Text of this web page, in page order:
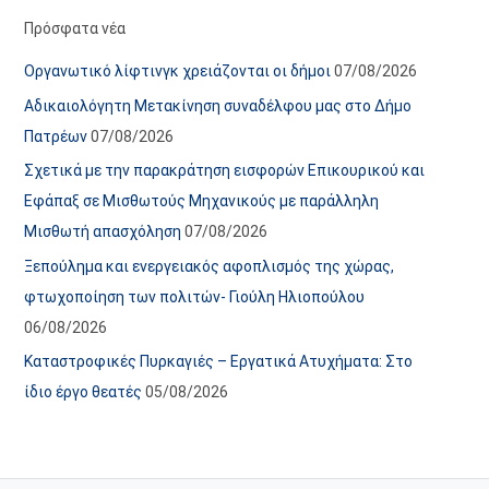
α
ρ
τ
ή
σ
ε
ω
ν
ε
ρ
θ
ρ
ω
ν
ι
σ
τ
ο
χ
ο
Πρόσφατα νέα
Οργανωτικό λίφτινγκ χρειάζονται οι δήμοι07/08/2026
Αδικαιολόγητη Μετακίνηση συναδέλφου μας στο Δήμο
Πατρέων07/08/2026
Σχετικά με την παρακράτηση εισφορών Επικουρικού και
Εφάπαξ σε Μισθωτούς Μηχανικούς με παράλληλη
Μισθωτή απασχόληση 07/08/2026
Ξεπούλημα και ενεργειακός αφοπλισμός της χώρας,
φτωχοποίηση των πολιτών- Γιούλη Ηλιοπούλου
06/08/2026
Καταστροφικές Πυρκαγιές – Εργατικά Ατυχήματα: Στο
ίδιο έργο θεατές 05/08/2026